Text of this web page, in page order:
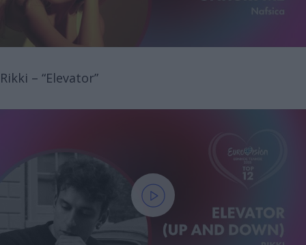
Rikki – “Elevator”